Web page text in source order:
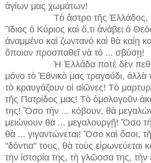
ἁγίων μας χωμάτων!
Τὸ ἄστρο τῆς Ἑλλάδος,
Ἴδιος ὁ Κύριος καὶ ὅ,τι ἀνάβει ὁ
ἀναμμένο καὶ ζωντανὸ καὶ θὰ καίῃ
ὅποιον προσπαθεῖ νὰ τὸ ... σβύσῃ!
Ἡ Ἑλλάδα ποτέ δὲν
μόνο τὸ Ἐθνικὸ μας τραγούδι, ἀλλὰ
τὸ κραυγάζουν οἱ αἰῶνες! Τὸ
τῆς Πατρίδος μας! Τὸ ὁμολογοῦν
της! Ὅσο τὴν ... κόβουν, θὰ
μειώνουν θὰ ... μεγαλουργῇ! Ὅσο
θὰ ... γιγαντώνεται! Ὅσο καὶ ὅσοι,
"δόντια" τους, θὰ τοὺς εἰρωνεύεται
τὴν ἱστορία της, τὴ γλῶσσα της, τὴν